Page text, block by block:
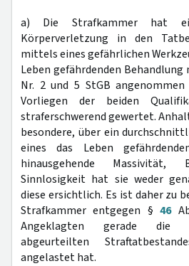
a) Die Strafkammer hat
Körperverletzung in den
mittels eines gefährlichen
Leben gefährdenden Behandlung
Nr. 2 und 5 StGB
Vorliegen der beiden
straferschwerend gewertet.
besondere, über ein
eines das Leben
hinausgehende
Sinnlosigkeit hat sie weder
diese ersichtlich. Es ist daher zu
Strafkammer entgegen §46
Angeklagten gerade die
abgeurteilten
angelastet hat.